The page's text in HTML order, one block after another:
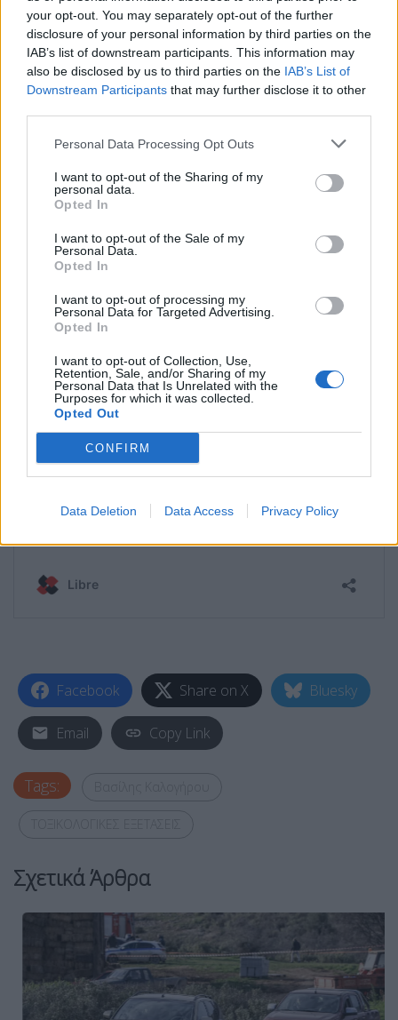
your opt-out. You may separately opt-out of the further
disclosure of your personal information by third parties on the
IAB’s list of downstream participants. This information may
also be disclosed by us to third parties on the IAB’s List of
Downstream Participants that may further disclose it to other
Personal Data Processing Opt Outs
I want to opt-out of the Sharing of my
personal data.
Opted In
I want to opt-out of the Sale of my
Personal Data.
Opted In
I want to opt-out of processing my
Personal Data for Targeted Advertising.
Opted In
I want to opt-out of Collection, Use,
Retention, Sale, and/or Sharing of my
Personal Data that Is Unrelated with the
Purposes for which it was collected.
Opted Out
CONFIRM
Data Deletion Data Access Privacy Policy
σχετικά με το αν υπάρχει τελικάεγκληματική
ενέργειαείναι πως, σύμφωνα με το Open,βρέθηκε
τμήμα του δακτύλου του Βασίλη Καλογήρου
κομμένο με τομή, σαν να κόπηκε με αιχμηρό
Facebook Share on X Bluesky
Email Copy Link
Tags:
Σχετικά Άρθρα